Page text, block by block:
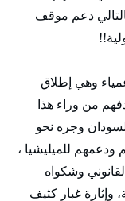
دعم موقف
وهي إطلاق
من وراء هذا
وجره نحو
ودعمهم للميليشيا ،
وشكواه
وإثارة غبار كثيف